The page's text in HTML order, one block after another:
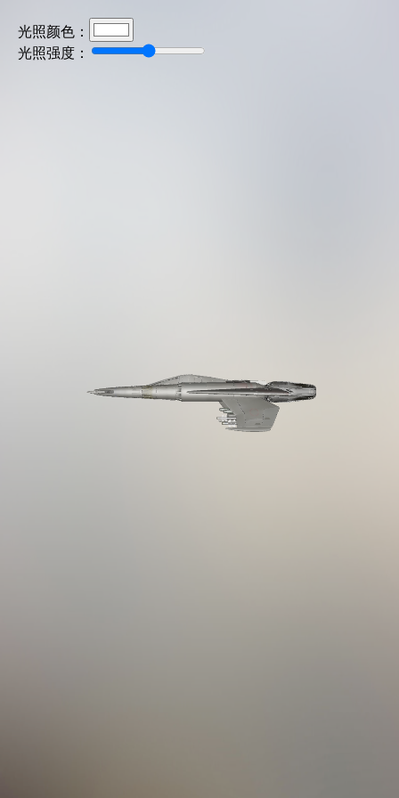
光照颜色：
光照强度：